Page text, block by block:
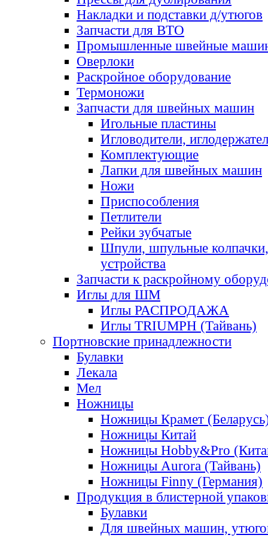
Накладки и подставки д/утюгов
Запчасти для ВТО
Промышленные швейные
Оверлоки
Раскройное оборудование
Термоножи
Запчасти для швейных машин
Игольные пластины
Игловодители,
Комплектующие
Лапки для швейных машин
Ножи
Приспособления
Петлители
Рейки зубчатые
Шпули, шпульные
устройства
Запчасти к раскройному
Иглы для ШМ
Иглы РАСПРОДАЖА
Иглы TRIUMPH (Тайвань)
Портновские принадлежности
Булавки
Лекала
Мел
Ножницы
Ножницы Крамет
Ножницы Китай
Ножницы Hobby&Pro
Ножницы Aurora (Тайвань)
Ножницы Finny (Германия)
Продукция в блистерной
Булавки
Для швейных машин,